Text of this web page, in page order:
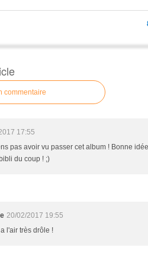
commentaire
17:55
pas avoir vu passer cet album ! Bonne
du coup ! ;)
20/02/2017 19:55
l'air très drôle !